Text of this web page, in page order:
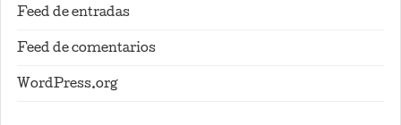
Feed de entradas
Feed de comentarios
WordPress.org